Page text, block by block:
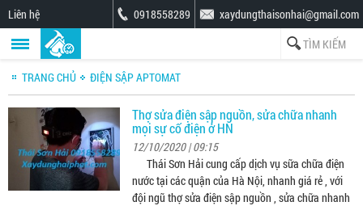
Liên hệ xaydungthaisonhai@gmail.com
0918558289
TRANG CHỦ ĐIỆN SẬP APTOMAT
Thợ sửa điện sập nguồn, sửa chữa nhanh
mọi sự cố điện ở HN
12/10/2020 | 09:15
Thái Sơn Hải cung cấp dịch vụ sữa chữa điện
nước tại các quận của Hà Nội, nhanh giá rẻ , với
đội ngũ thợ sửa điện sập nguồn , sửa chữa nhanh